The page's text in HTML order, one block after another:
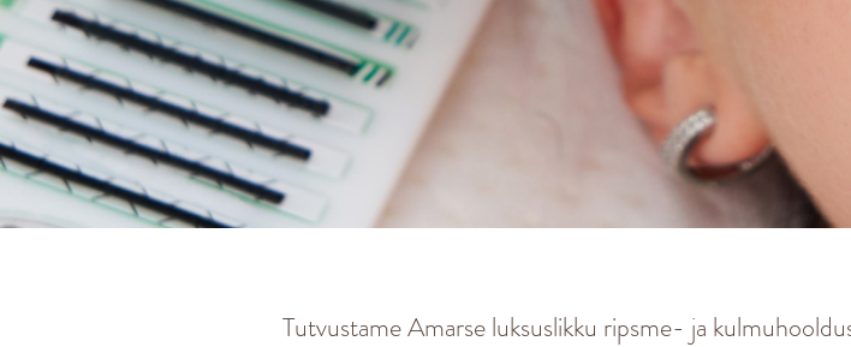
Tutvustame Amarse luksuslikku ripsme- ja